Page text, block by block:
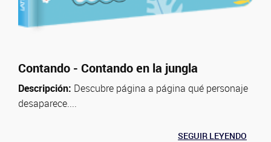
Contando - Contando en la jungla
Descripción: Descubre página a página qué personaje
desaparece....
SEGUIR LEYENDO